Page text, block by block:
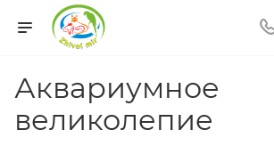
Аквариумное
великолепие